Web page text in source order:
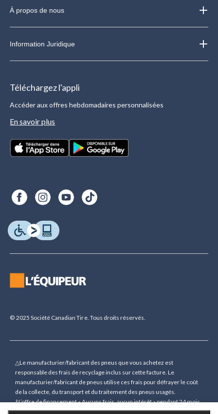
À propos de nous
Information Juridique
Téléchargez l'appli
Accéder aux offres hebdomadaires personnalisées
En savoir plus
© 2025 Société Canadian Tire. Tous droits réservés.
△Le manufacturier/fabricant des pneus que vous achetez est
responsable des frais de recyclage inclus sur cette facture. Le
manufacturier/fabricant de pneus utilise ces frais pour défrayer le coût
de la collecte, du transport et du traitement des pneus usagés.
†L’offre de financement « Aucuns frais, aucun intérêt » pendant 24 mois
(sauf indication contraire) n’est accordée que sur demande sous